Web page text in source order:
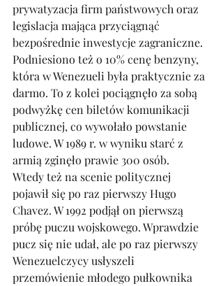
prywatyzacja firm państwowych oraz
legislacja mająca przyciągnąć
bezpośrednie inwestycje zagraniczne.
Podniesiono też o 10% cenę benzyny,
która w Wenezueli była praktycznie za
darmo. To z kolei pociągnęło za sobą
podwyżkę cen biletów komunikacji
publicznej, co wywołało powstanie
ludowe. W 1989 r. w wyniku starć z
armią zginęło prawie 300 osób.
Wtedy też na scenie politycznej
pojawił się po raz pierwszy Hugo
Chavez. W 1992 podjął on pierwszą
próbę puczu wojskowego. Wprawdzie
pucz się nie udał, ale po raz pierwszy
Wenezuelczycy usłyszeli
przemówienie młodego pułkownika